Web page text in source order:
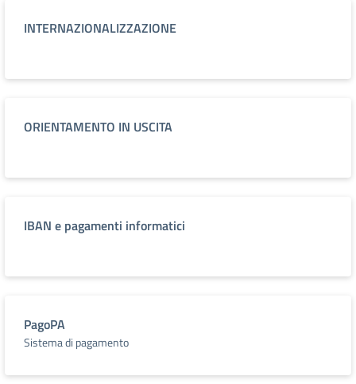
INTERNAZIONALIZZAZIONE
ORIENTAMENTO IN USCITA
IBAN e pagamenti informatici
PagoPA
Sistema di pagamento